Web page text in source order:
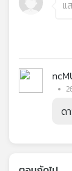
ด